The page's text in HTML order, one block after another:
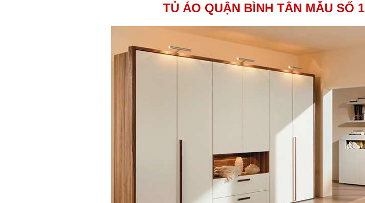
TỦ ÁO QUẬN BÌNH TÂN MẪU SỐ 1